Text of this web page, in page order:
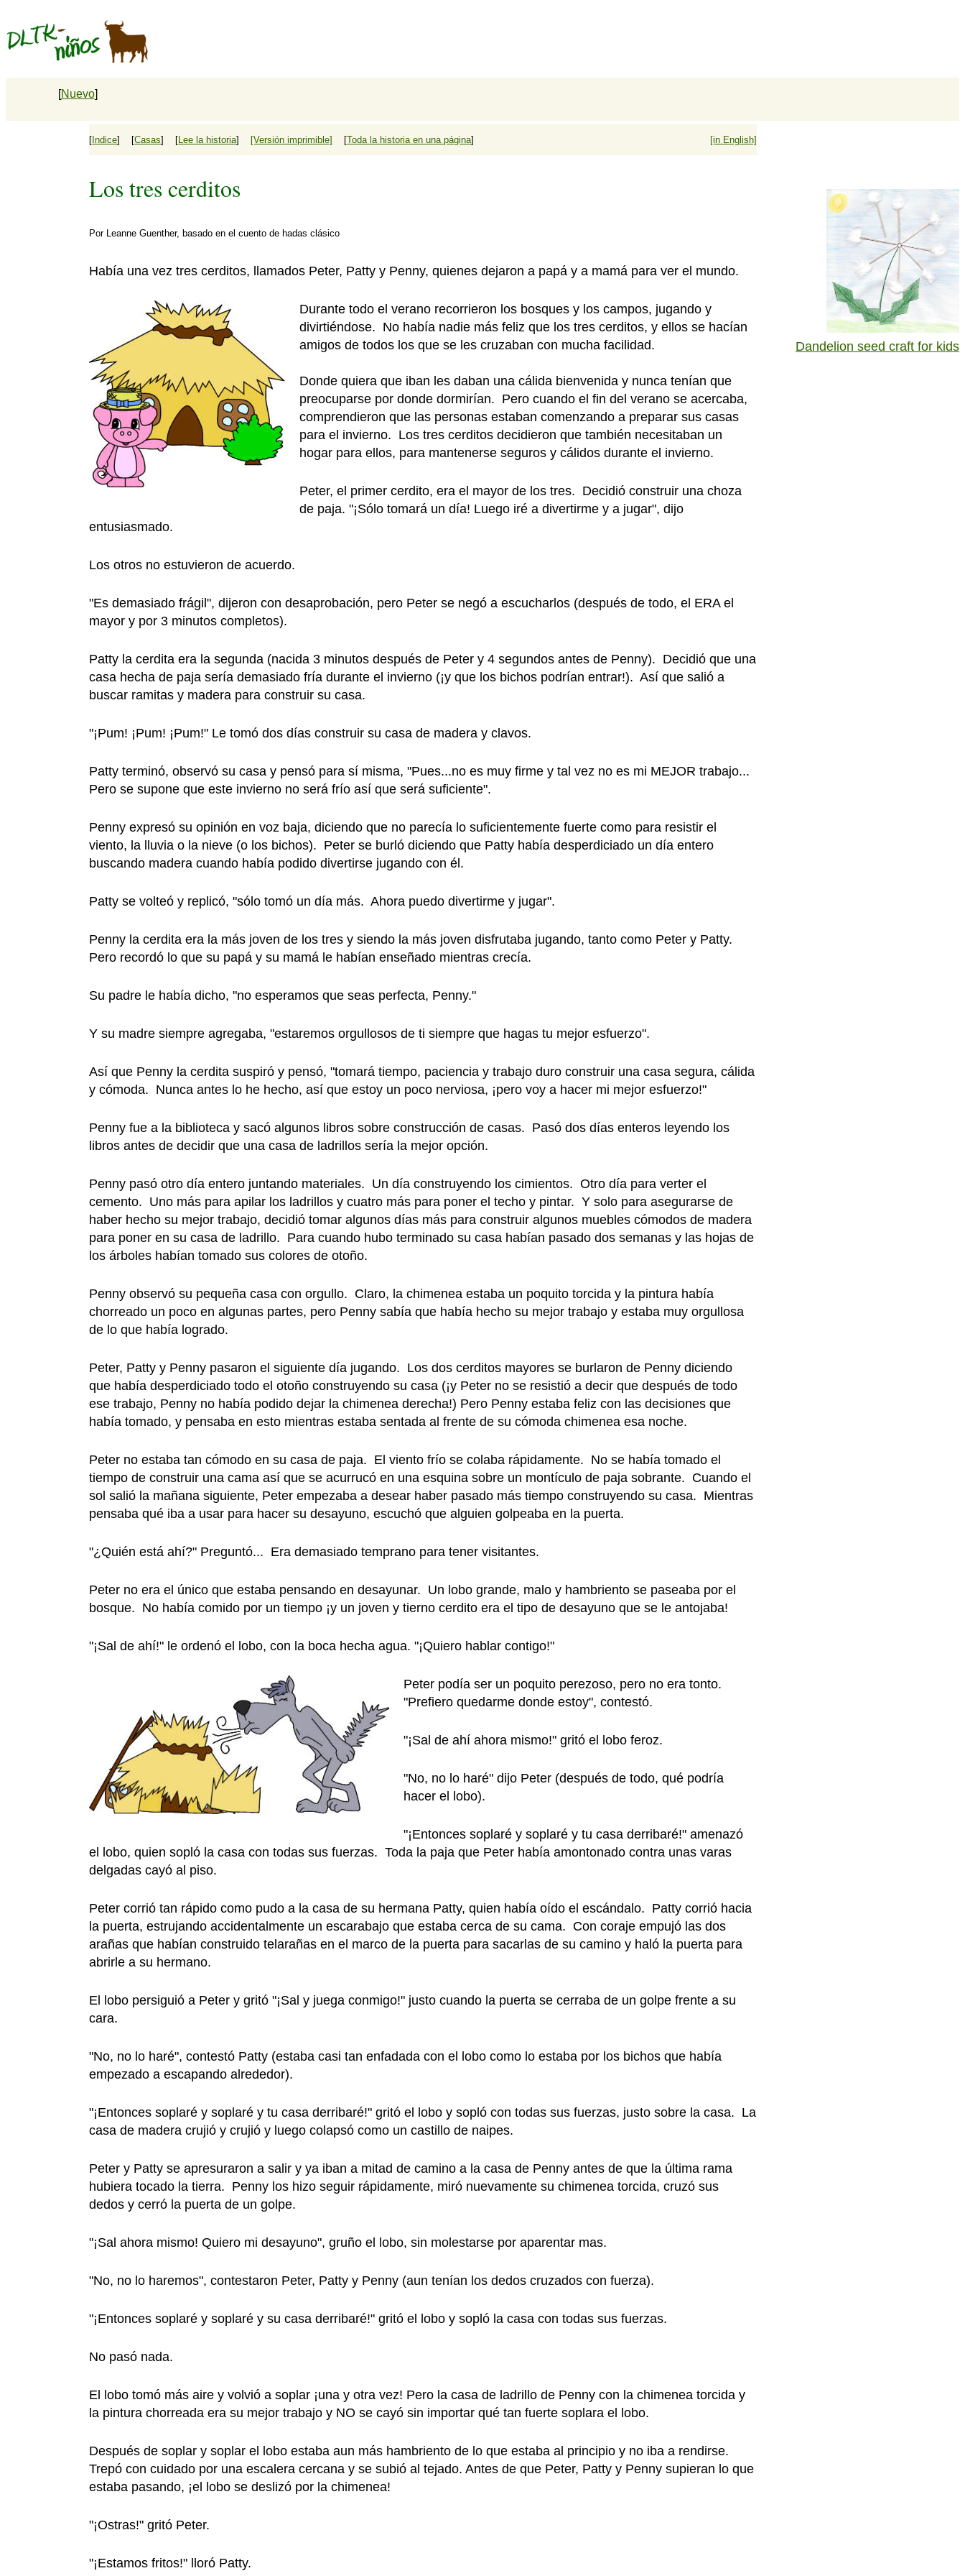
[Nuevo]
[in English]
[ Indice] [Casas] [Lee la historia] [Versión imprimible] [Toda la historia en una página]
Los tres cerditos
Por Leanne Guenther, basado en el cuento de hadas clásico
Había una vez tres cerditos, llamados Peter, Patty y Penny, quienes dejaron a papá y a mamá para ver el mundo.
Durante todo el verano recorrieron los bosques y los campos, jugando y
divirtiéndose. No había nadie más feliz que los tres cerditos, y ellos se hacían
amigos de todos los que se les cruzaban con mucha facilidad.
Donde quiera que iban les daban una cálida bienvenida y nunca tenían que
preocuparse por donde dormirían. Pero cuando el fin del verano se acercaba,
comprendieron que las personas estaban comenzando a preparar sus casas
para el invierno. Los tres cerditos decidieron que también necesitaban un
hogar para ellos, para mantenerse seguros y cálidos durante el invierno.
Peter, el primer cerdito, era el mayor de los tres. Decidió construir una choza
de paja. "¡Sólo tomará un día! Luego iré a divertirme y a jugar", dijo
entusiasmado.
Los otros no estuvieron de acuerdo.
"Es demasiado frágil", dijeron con desaprobación, pero Peter se negó a escucharlos (después de todo, el ERA el
mayor y por 3 minutos completos).
Patty la cerdita era la segunda (nacida 3 minutos después de Peter y 4 segundos antes de Penny). Decidió que una
casa hecha de paja sería demasiado fría durante el invierno (¡y que los bichos podrían entrar!). Así que salió a
buscar ramitas y madera para construir su casa.
"¡Pum! ¡Pum! ¡Pum!" Le tomó dos días construir su casa de madera y clavos.
Patty terminó, observó su casa y pensó para sí misma, "Pues...no es muy firme y tal vez no es mi MEJOR trabajo...
Pero se supone que este invierno no será frío así que será suficiente".
Penny expresó su opinión en voz baja, diciendo que no parecía lo suficientemente fuerte como para resistir el
viento, la lluvia o la nieve (o los bichos). Peter se burló diciendo que Patty había desperdiciado un día entero
buscando madera cuando había podido divertirse jugando con él.
Patty se volteó y replicó, "sólo tomó un día más. Ahora puedo divertirme y jugar".
Penny la cerdita era la más joven de los tres y siendo la más joven disfrutaba jugando, tanto como Peter y Patty.
Pero recordó lo que su papá y su mamá le habían enseñado mientras crecía.
Su padre le había dicho, "no esperamos que seas perfecta, Penny."
Y su madre siempre agregaba, "estaremos orgullosos de ti siempre que hagas tu mejor esfuerzo".
Así que Penny la cerdita suspiró y pensó, "tomará tiempo, paciencia y trabajo duro construir una casa segura, cálida
y cómoda. Nunca antes lo he hecho, así que estoy un poco nerviosa, ¡pero voy a hacer mi mejor esfuerzo!"
Penny fue a la biblioteca y sacó algunos libros sobre construcción de casas. Pasó dos días enteros leyendo los
libros antes de decidir que una casa de ladrillos sería la mejor opción.
Penny pasó otro día entero juntando materiales. Un día construyendo los cimientos. Otro día para verter el
cemento. Uno más para apilar los ladrillos y cuatro más para poner el techo y pintar. Y solo para asegurarse de
haber hecho su mejor trabajo, decidió tomar algunos días más para construir algunos muebles cómodos de madera
para poner en su casa de ladrillo. Para cuando hubo terminado su casa habían pasado dos semanas y las hojas de
los árboles habían tomado sus colores de otoño.
Penny observó su pequeña casa con orgullo. Claro, la chimenea estaba un poquito torcida y la pintura había
chorreado un poco en algunas partes, pero Penny sabía que había hecho su mejor trabajo y estaba muy orgullosa
de lo que había logrado.
Peter, Patty y Penny pasaron el siguiente día jugando. Los dos cerditos mayores se burlaron de Penny diciendo
que había desperdiciado todo el otoño construyendo su casa (¡y Peter no se resistió a decir que después de todo
ese trabajo, Penny no había podido dejar la chimenea derecha!) Pero Penny estaba feliz con las decisiones que
había tomado, y pensaba en esto mientras estaba sentada al frente de su cómoda chimenea esa noche.
Peter no estaba tan cómodo en su casa de paja. El viento frío se colaba rápidamente. No se había tomado el
tiempo de construir una cama así que se acurrucó en una esquina sobre un montículo de paja sobrante. Cuando el
sol salió la mañana siguiente, Peter empezaba a desear haber pasado más tiempo construyendo su casa. Mientras
pensaba qué iba a usar para hacer su desayuno, escuchó que alguien golpeaba en la puerta.
"¿Quién está ahí?" Preguntó... Era demasiado temprano para tener visitantes.
Peter no era el único que estaba pensando en desayunar. Un lobo grande, malo y hambriento se paseaba por el
bosque. No había comido por un tiempo ¡y un joven y tierno cerdito era el tipo de desayuno que se le antojaba!
"¡Sal de ahí!" le ordenó el lobo, con la boca hecha agua. "¡Quiero hablar contigo!"
Peter podía ser un poquito perezoso, pero no era tonto.
"Prefiero quedarme donde estoy", contestó.
"¡Sal de ahí ahora mismo!" gritó el lobo feroz.
"No, no lo haré" dijo Peter (después de todo, qué podría
hacer el lobo).
"¡Entonces soplaré y soplaré y tu casa derribaré!" amenazó
el lobo, quien sopló la casa con todas sus fuerzas. Toda la paja que Peter había amontonado contra unas varas
delgadas cayó al piso.
Peter corrió tan rápido como pudo a la casa de su hermana Patty, quien había oído el escándalo. Patty corrió hacia
la puerta, estrujando accidentalmente un escarabajo que estaba cerca de su cama. Con coraje empujó las dos
arañas que habían construido telarañas en el marco de la puerta para sacarlas de su camino y haló la puerta para
abrirle a su hermano.
El lobo persiguió a Peter y gritó "¡Sal y juega conmigo!" justo cuando la puerta se cerraba de un golpe frente a su
cara.
"No, no lo haré", contestó Patty (estaba casi tan enfadada con el lobo como lo estaba por los bichos que había
empezado a escapando alrededor).
"¡Entonces soplaré y soplaré y tu casa derribaré!" gritó el lobo y sopló con todas sus fuerzas, justo sobre la casa. La
casa de madera crujió y crujió y luego colapsó como un castillo de naipes.
Peter y Patty se apresuraron a salir y ya iban a mitad de camino a la casa de Penny antes de que la última rama
hubiera tocado la tierra. Penny los hizo seguir rápidamente, miró nuevamente su chimenea torcida, cruzó sus
dedos y cerró la puerta de un golpe.
"¡Sal ahora mismo! Quiero mi desayuno", gruño el lobo, sin molestarse por aparentar mas.
"No, no lo haremos", contestaron Peter, Patty y Penny (aun tenían los dedos cruzados con fuerza).
"¡Entonces soplaré y soplaré y su casa derribaré!" gritó el lobo y sopló la casa con todas sus fuerzas.
No pasó nada.
El lobo tomó más aire y volvió a soplar ¡una y otra vez! Pero la casa de ladrillo de Penny con la chimenea torcida y
la pintura chorreada era su mejor trabajo y NO se cayó sin importar qué tan fuerte soplara el lobo.
Después de soplar y soplar el lobo estaba aun más hambriento de lo que estaba al principio y no iba a rendirse.
Trepó con cuidado por una escalera cercana y se subió al tejado. Antes de que Peter, Patty y Penny supieran lo que
estaba pasando, ¡el lobo se deslizó por la chimenea!
"¡Ostras!" gritó Peter.
"¡Estamos fritos!" lloró Patty.
Dandelion seed craft for kids